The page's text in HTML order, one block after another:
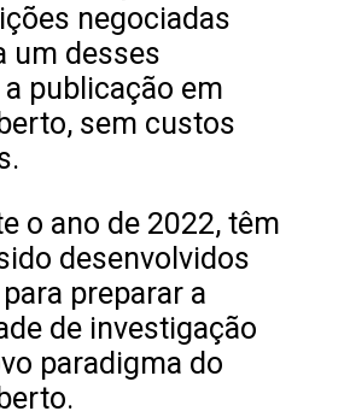
negociadas
um desses
publicação em
sem custos
o ano de 2022, têm
desenvolvidos
preparar a
de investigação
paradigma do